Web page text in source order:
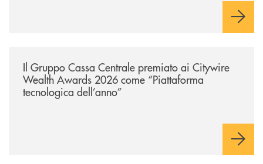
Il Gruppo Cassa Centrale premiato ai Citywire
Wealth Awards 2026 come “Piattaforma
tecnologica dell’anno”